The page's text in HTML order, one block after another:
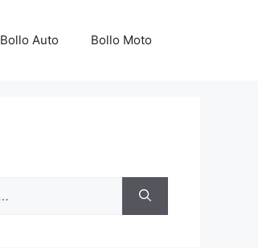
Bollo Auto Bollo Moto